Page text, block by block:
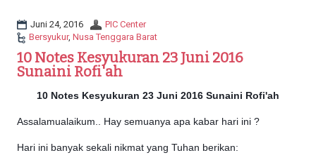
n
Juni 24, 2016
PIC Center
Bersyukur, Nusa Tenggara Barat
10 Notes Kesyukuran 23 Juni 2016
Sunaini Rofi'ah
10 Notes Kesyukuran 23 Juni 2016 Sunaini Rofi'ah
Assalamualaikum.. Hay semuanya apa kabar hari ini ?
Hari ini banyak sekali nikmat yang Tuhan berikan: